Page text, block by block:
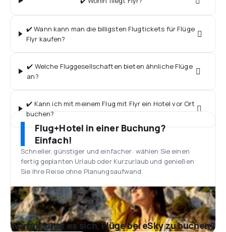
✔️ Wann kann man die billigsten Flugtickets für Flüge
Flyr kaufen?
✔️ Welche Fluggesellschaften bieten ähnliche Flüge
an?
✔️ Kann ich mit meinem Flug mit Flyr ein Hotel vor Ort
buchen?
Flug+Hotel in einer Buchung?
Einfach!
Schneller, günstiger und einfacher: wählen Sie einen
fertig geplanten Urlaub oder Kurzurlaub und genießen
Sie Ihre Reise ohne Planungsaufwand.
Warum lohnt es sich, Flüge bei eSky zu buchen?